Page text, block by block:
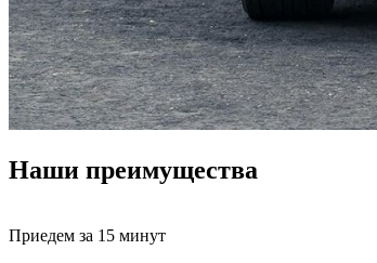
Наши преимущества
Приедем за 15 минут